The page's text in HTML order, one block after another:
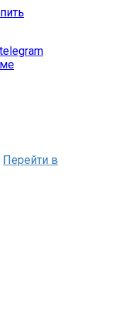
Перейти в